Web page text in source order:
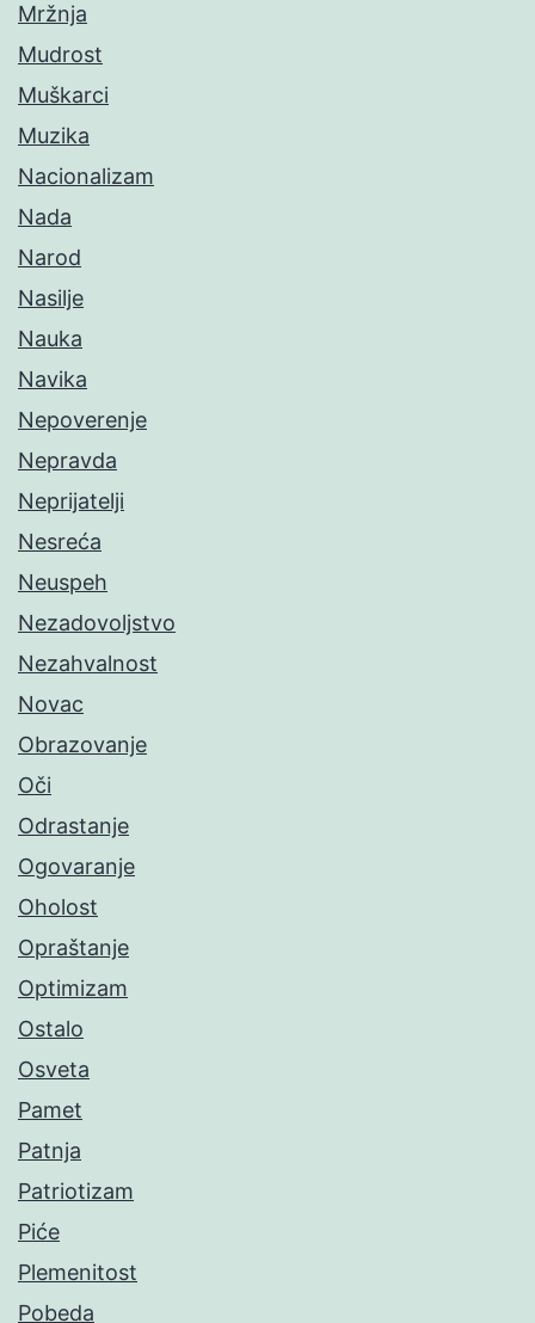
Mržnja
Mudrost
Muškarci
Muzika
Nacionalizam
Nada
Narod
Nasilje
Nauka
Navika
Nepoverenje
Nepravda
Neprijatelji
Nesreća
Neuspeh
Nezadovoljstvo
Nezahvalnost
Novac
Obrazovanje
Oči
Odrastanje
Ogovaranje
Oholost
Opraštanje
Optimizam
Ostalo
Osveta
Pamet
Patnja
Patriotizam
Piće
Plemenitost
Pobeda